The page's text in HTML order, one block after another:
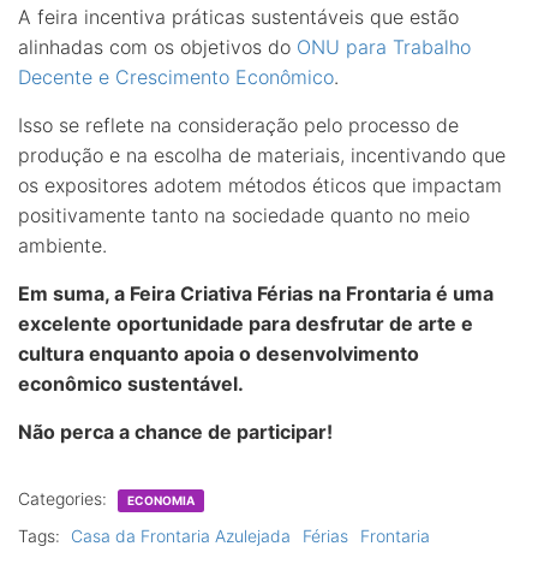
A feira incentiva práticas sustentáveis que estão
alinhadas com os objetivos do ONU para Trabalho
Decente e Crescimento Econômico.
Isso se reflete na consideração pelo processo de
produção e na escolha de materiais, incentivando que
os expositores adotem métodos éticos que impactam
positivamente tanto na sociedade quanto no meio
ambiente.
Em suma, a Feira Criativa Férias na Frontaria é uma
excelente oportunidade para desfrutar de arte e
cultura enquanto apoia o desenvolvimento
econômico sustentável.
Não perca a chance de participar!
Categories: ECONOMIA
Tags: Casa da Frontaria Azulejada Férias Frontaria